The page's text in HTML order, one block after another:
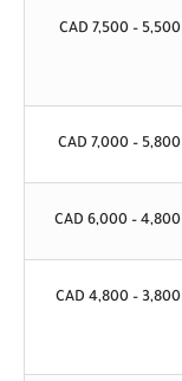
5,500 – 7,500 CAD
5,800 – 7,000 CAD
4,800 – 6,000 CAD
3,800 – 4,800 CAD